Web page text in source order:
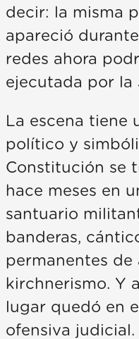
decir: la misma
apareció
redes ahora
ejecutada por la
La escena tiene
político y
Constitución se
hace meses en
santuario
banderas,
permanentes de
kirchnerismo. Y
lugar quedó en
ofensiva judicial.